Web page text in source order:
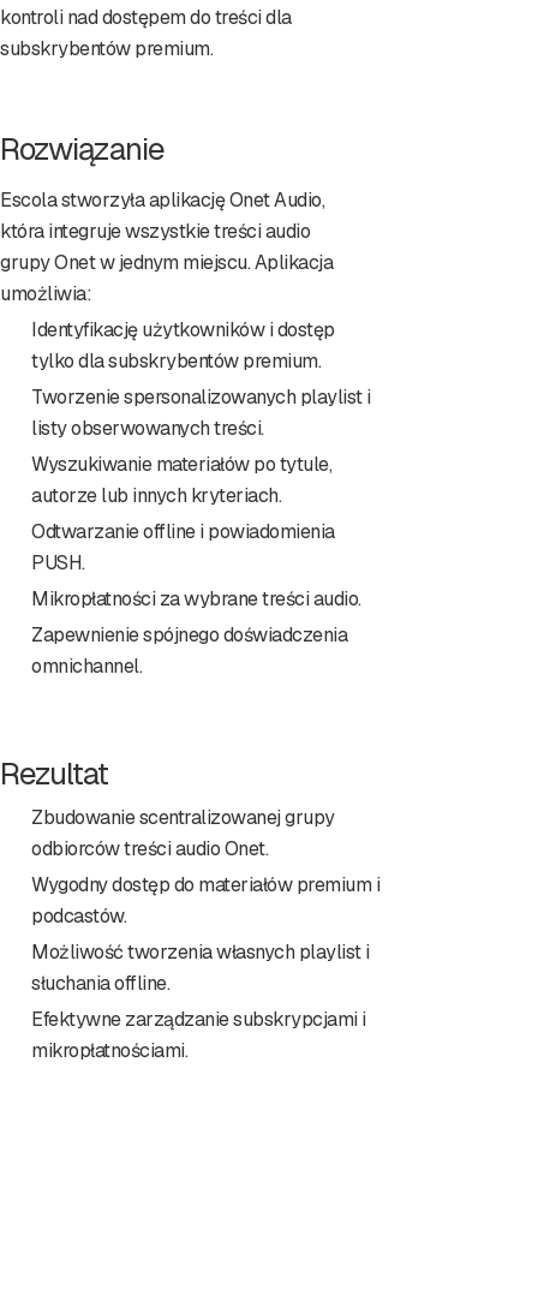
kontroli nad dostępem do treści dla
subskrybentów premium.
Rozwiązanie
Escola stworzyła aplikację Onet Audio,
która integruje wszystkie treści audio
grupy Onet w jednym miejscu. Aplikacja
umożliwia:
Identyfikację użytkowników i dostęp
tylko dla subskrybentów premium.
Tworzenie spersonalizowanych playlist i
listy obserwowanych treści.
Wyszukiwanie materiałów po tytule,
autorze lub innych kryteriach.
Odtwarzanie offline i powiadomienia
PUSH.
Mikropłatności za wybrane treści audio.
Zapewnienie spójnego doświadczenia
omnichannel.
Rezultat
Zbudowanie scentralizowanej grupy
odbiorców treści audio Onet.
Wygodny dostęp do materiałów premium i
podcastów.
Możliwość tworzenia własnych playlist i
słuchania offline.
Efektywne zarządzanie subskrypcjami i
mikropłatnościami.